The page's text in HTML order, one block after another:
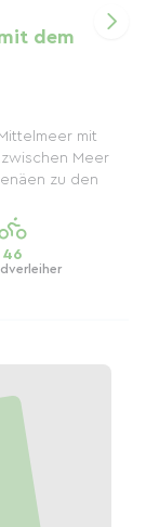
dem
mit
Meer
zu den
46